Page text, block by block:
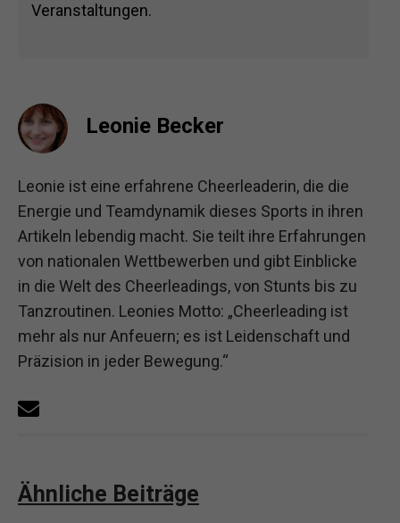
Veranstaltungen.
Leonie Becker
Leonie ist eine erfahrene Cheerleaderin, die die
Energie und Teamdynamik dieses Sports in ihren
Artikeln lebendig macht. Sie teilt ihre Erfahrungen
von nationalen Wettbewerben und gibt Einblicke
in die Welt des Cheerleadings, von Stunts bis zu
Tanzroutinen. Leonies Motto: „Cheerleading ist
mehr als nur Anfeuern; es ist Leidenschaft und
Präzision in jeder Bewegung.“
Ähnliche Beiträge